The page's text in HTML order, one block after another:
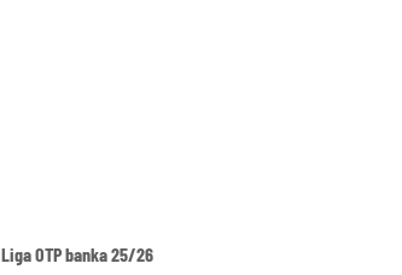
Liga OTP banka 25/26